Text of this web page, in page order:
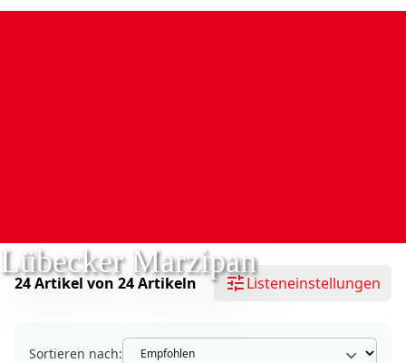
Lübecker Marzipan
24 Artikel von 24 Artikeln Listeneinstellungen
Sortieren nach: